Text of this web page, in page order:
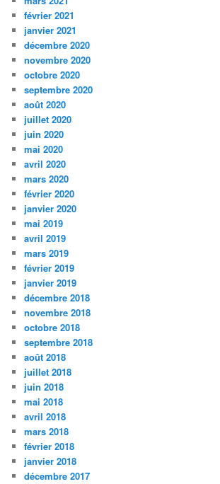
février 2021
janvier 2021
décembre 2020
novembre 2020
octobre 2020
septembre 2020
août 2020
juillet 2020
juin 2020
mai 2020
avril 2020
mars 2020
février 2020
janvier 2020
mai 2019
avril 2019
mars 2019
février 2019
janvier 2019
décembre 2018
novembre 2018
octobre 2018
septembre 2018
août 2018
juillet 2018
juin 2018
mai 2018
avril 2018
mars 2018
février 2018
janvier 2018
décembre 2017